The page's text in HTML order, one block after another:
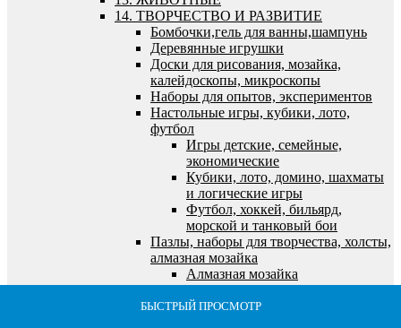
БЫСТРЫЙ ПРОСМОТР
БЫСТРЫЙ ПРОСМОТР
БЫСТРЫЙ ПРОСМОТР
БЫСТРЫЙ ПРОСМОТР
БЫСТРЫЙ ПРОСМОТР
14. ТВОРЧЕСТВО И РАЗВИТИЕ
Бомбочки,гель для ванны,шампунь
Деревянные игрушки
Доски для рисования, мозайка,
калейдоскопы, микроскопы
Наборы для опытов, экспериментов
Настольные игры, кубики, лото,
футбол
Игры детские, семейные,
экономические
Кубики, лото, домино, шахматы
и логические игры
Футбол, хоккей, бильярд,
морской и танковый бои
Пазлы, наборы для творчества, холсты,
алмазная мозайка
Алмазная мозайка
Все для лепки и моделирования
Все для рисования и росписи